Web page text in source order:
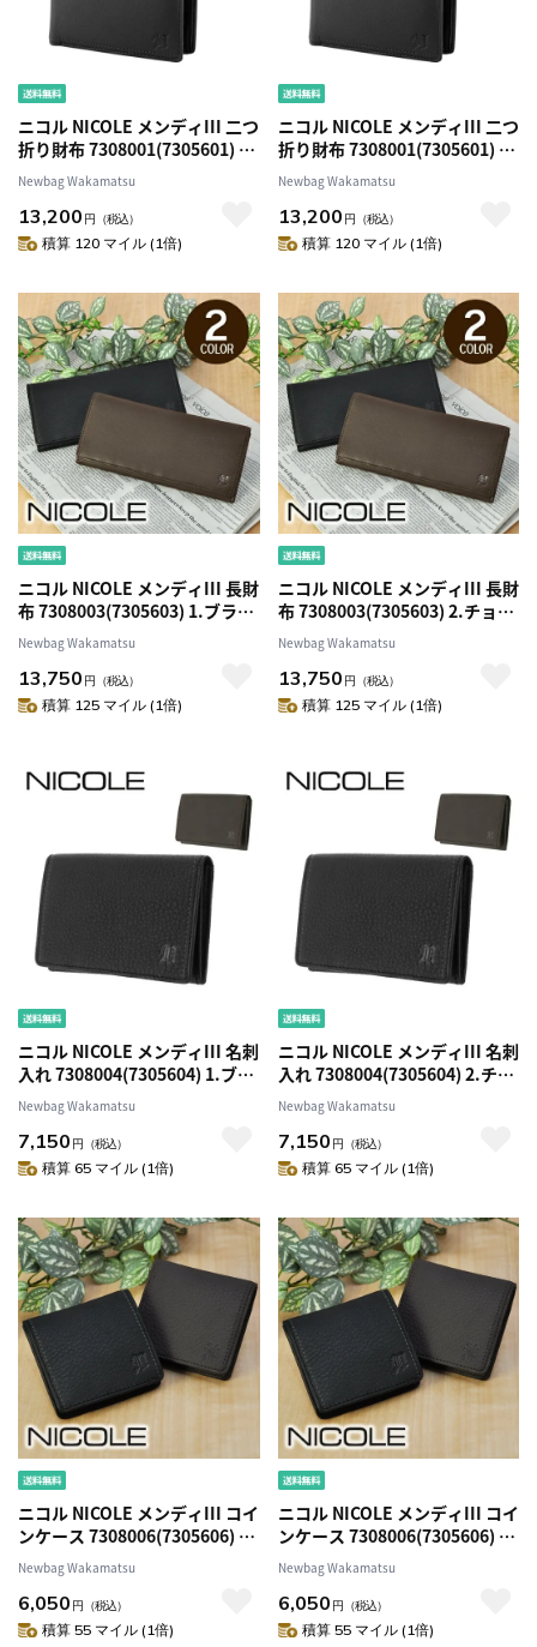
ニコル NICOLE メンディIII 二つ
折り財布 7308001(7305601) 1.
ブラック 10x10 メンズ
Newbag Wakamatsu
13,200 円 （税込）
積算 120 マイル (1倍)
ニコル NICOLE メンディIII 二つ
折り財布 7308001(7305601) 2.
チョコ 41x41 メンズ
Newbag Wakamatsu
13,200 円 （税込）
積算 120 マイル (1倍)
ニコル NICOLE メンディIII 長財
布 7308003(7305603) 1.ブラッ
ク 10x10 メンズ
Newbag Wakamatsu
13,750 円 （税込）
積算 125 マイル (1倍)
ニコル NICOLE メンディIII 長財
布 7308003(7305603) 2.チョコ
41x41 メンズ
Newbag Wakamatsu
13,750 円 （税込）
積算 125 マイル (1倍)
ニコル NICOLE メンディIII 名刺
入れ 7308004(7305604) 1.ブラ
ック 10x10 メンズ
Newbag Wakamatsu
7,150 円 （税込）
積算 65 マイル (1倍)
ニコル NICOLE メンディIII 名刺
入れ 7308004(7305604) 2.チョ
コ 41x41 メンズ
Newbag Wakamatsu
7,150 円 （税込）
積算 65 マイル (1倍)
ニコル NICOLE メンディIII コイ
ンケース 7308006(7305606) 1.
ブラック 10x10 メンズ
Newbag Wakamatsu
6,050 円 （税込）
積算 55 マイル (1倍)
ニコル NICOLE メンディIII コイ
ンケース 7308006(7305606) 2.
チョコ 41x41 メンズ
Newbag Wakamatsu
6,050 円 （税込）
積算 55 マイル (1倍)